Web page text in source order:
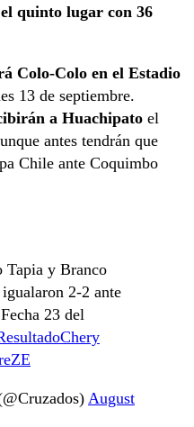
quinto lugar con 36
Colo-Colo en el Estadio
13 de septiembre.
a Huachipato el
antes tendrán que
Chile ante Coquimbo
Tapia y Branco
igualaron 2-2 ante
23 del
August